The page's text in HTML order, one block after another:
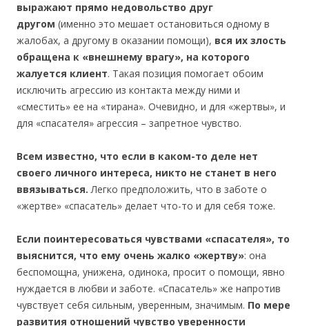
выражают прямо недовольство друг
другом (именно это мешает остановиться одному в
жалобах, а другому в оказании помощи), вся их злость
обращена к «внешнему врагу», на которого
жалуется клиент. Такая позиция помогает обоим
исключить агрессию из контакта между ними и
«сместить» ее на «тирана». Очевидно, и для «жертвы», и
для «спасателя» агрессия – запретное чувство.
Всем известно, что если в каком-то деле нет
своего личного интереса, никто не станет в него
ввязываться.Легко предположить, что в заботе о
«жертве» «спасатель» делает что-то и для себя тоже.
Если поинтересоваться чувствами «спасателя», то
выяснится, что ему очень жалко «жертву»: она
беспомощна, унижена, одинока, просит о помощи, явно
нуждается в любви и заботе. «Спасатель» же напротив
чувствует себя сильным, уверенным, значимым. По мере
развития отношений чувство уверенности